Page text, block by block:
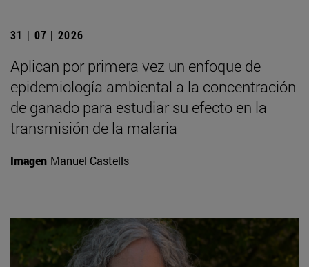
31 | 07 | 2026
Aplican por primera vez un enfoque de
epidemiología ambiental a la concentración
de ganado para estudiar su efecto en la
transmisión de la malaria
Imagen Manuel Castells